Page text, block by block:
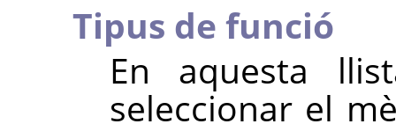
Tipus de funció
En aquesta
seleccionar el